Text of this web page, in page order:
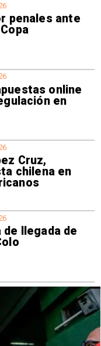
penales ante
online
en
Cruz,
chilena en
llegada de